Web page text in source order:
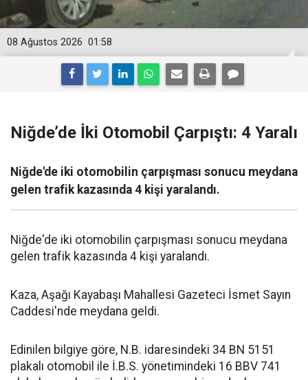
01:58
08 Ağustos 2026
Niğde’de İki Otomobil Çarpıştı: 4 Yaralı
Niğde'de iki otomobilin çarpışması sonucu meydana
gelen trafik kazasında 4 kişi yaralandı.
Niğde'de iki otomobilin çarpışması sonucu meydana
gelen trafik kazasında 4 kişi yaralandı.
Kaza, Aşağı Kayabaşı Mahallesi Gazeteci İsmet Sayın
Caddesi'nde meydana geldi.
Edinilen bilgiye göre, N.B. idaresindeki 34 BN 5151
plakalı otomobil ile İ.B.S. yönetimindeki 16 BBV 741